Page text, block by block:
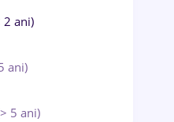
2 ani)
ani)
5 ani)